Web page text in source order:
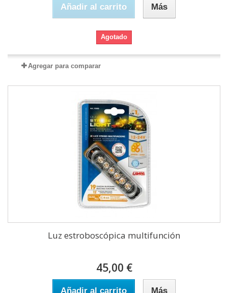
Añadir al carrito Más
Agotado
Agregar para comparar
Luz estroboscópica multifunción
45,00 €
Añadir al carrito Más